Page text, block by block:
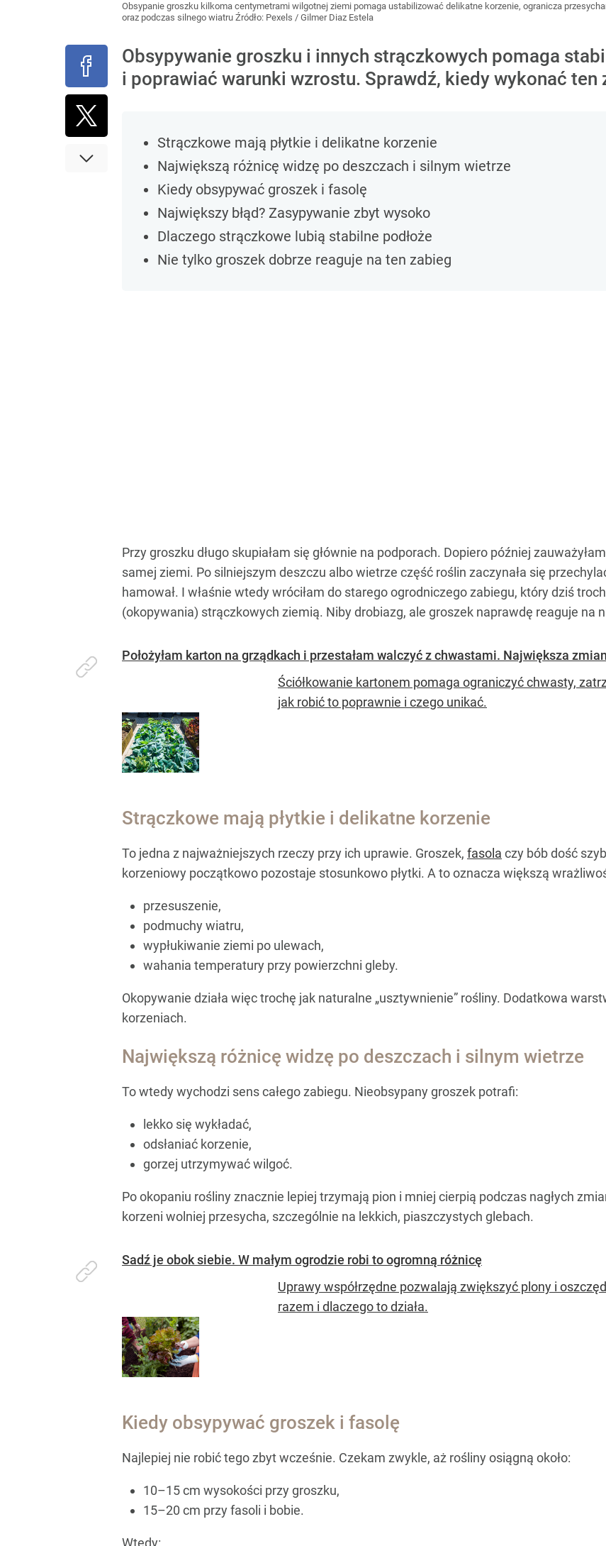
Obsypanie groszku kilkoma centymetrami wilgotnej ziemi pomaga ustabilizować delikatne korzenie, ogranicza
oraz podczas silnego wiatru Źródło: Pexels / Gilmer Diaz Estela
Obsypywanie groszku i innych strączkowych pomaga
i poprawiać warunki wzrostu. Sprawdź, kiedy wykonać ten
Strączkowe mają płytkie i delikatne korzenie
Największą różnicę widzę po deszczach i silnym wietrze
Kiedy obsypywać groszek i fasolę
Największy błąd? Zasypywanie zbyt wysoko
Dlaczego strączkowe lubią stabilne podłoże
Nie tylko groszek dobrze reaguje na ten zabieg
Przy groszku długo skupiałam się głównie na podporach. Dopiero później
samej ziemi. Po silniejszym deszczu albo wietrze część roślin zaczynała się
hamował. I właśnie wtedy wróciłam do starego ogrodniczego zabiegu, który dziś
(okopywania) strączkowych ziemią. Niby drobiazg, ale groszek naprawdę reaguje na
Położyłam karton na grządkach i przestałam walczyć z chwastami. Największa
Ściółkowanie kartonem pomaga ograniczyć chwasty,
jak robić to poprawnie i czego unikać.
Strączkowe mają płytkie i delikatne korzenie
To jedna z najważniejszych rzeczy przy ich uprawie. Groszek, fasola czy bób dość
korzeniowy początkowo pozostaje stosunkowo płytki. A to oznacza większą
przesuszenie,
podmuchy wiatru,
wypłukiwanie ziemi po ulewach,
wahania temperatury przy powierzchni gleby.
Okopywanie działa więc trochę jak naturalne „usztywnienie” rośliny. Dodatkowa
korzeniach.
Największą różnicę widzę po deszczach i silnym wietrze
To wtedy wychodzi sens całego zabiegu. Nieobsypany groszek potrafi:
lekko się wykładać,
odsłaniać korzenie,
gorzej utrzymywać wilgoć.
Po okopaniu rośliny znacznie lepiej trzymają pion i mniej cierpią podczas nagłych
korzeni wolniej przesycha, szczególnie na lekkich, piaszczystych glebach.
Sadź je obok siebie. W małym ogrodzie robi to ogromną różnicę
Uprawy współrzędne pozwalają zwiększyć plony i
razem i dlaczego to działa.
Kiedy obsypywać groszek i fasolę
Najlepiej nie robić tego zbyt wcześnie. Czekam zwykle, aż rośliny osiągną około:
10–15 cm wysokości przy groszku,
15–20 cm przy fasoli i bobie.
Wtedy: